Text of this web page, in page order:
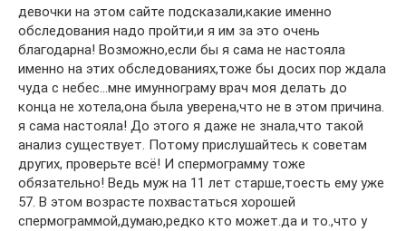
девочки на этом сайте подсказали,какие именно
обследования надо пройти,и я им за это очень
благодарна! Возможно,если бы я сама не настояла
именно на этих обследованиях,тоже бы досих пор ждала
чуда с небес…мне имуннограму врач моя делать до
конца не хотела,она была уверена,что не в этом причина.
я сама настояла! До этого я даже не знала,что такой
анализ существует. Потому прислушайтесь к советам
других, проверьте всё! И спермограмму тоже
обязательно! Ведь муж на 11 лет старше,тоесть ему уже
57. В этом возрасте похвастаться хорошей
спермограммой,думаю,редко кто может.да и то.,что у